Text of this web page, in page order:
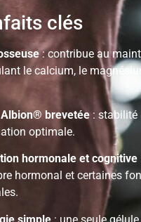
clés
: contribue au
le calcium, le
brevetée: stabilité
optimale.
hormonale et cognitive
hormonal et certaines
simple : une seule